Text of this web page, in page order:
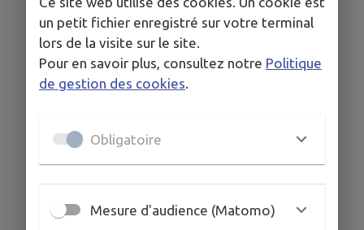
un petit fichier enregistré sur votre terminal
lors de la visite sur le site.
Pour en savoir plus, consultez notre Politique
de gestion des cookies.
Obligatoire
Mesure d'audience (Matomo)